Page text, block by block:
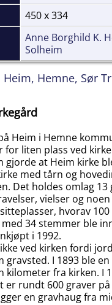
450 x 334
Anne Borghild K.
Solheim
Hemne, Sør
Heim i Hemne
for liten plass ved
at Heim kirke
med tårn og
Det holdes omlag
vielser og
hvorav
34 stemmer ble
i 1992.
ved kirken fordi
gravsted. I 1893 ble
kilometer fra kirken. I
er rundt 600 graver
en gravhaug fra